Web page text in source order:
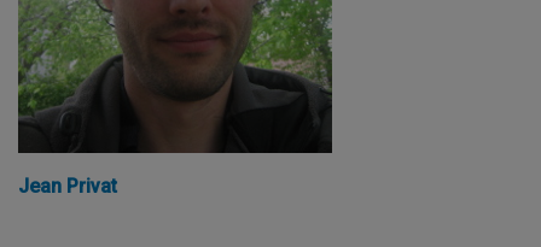
Jean Privat